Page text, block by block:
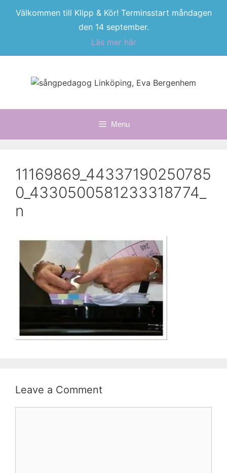
Välkommen till Klipp & Kör! Terminsstart måndagen
den 14 september.
Läs mer här
Menu
11169869_44337190250785
0_4330500581233318774_
n
Leave a Comment